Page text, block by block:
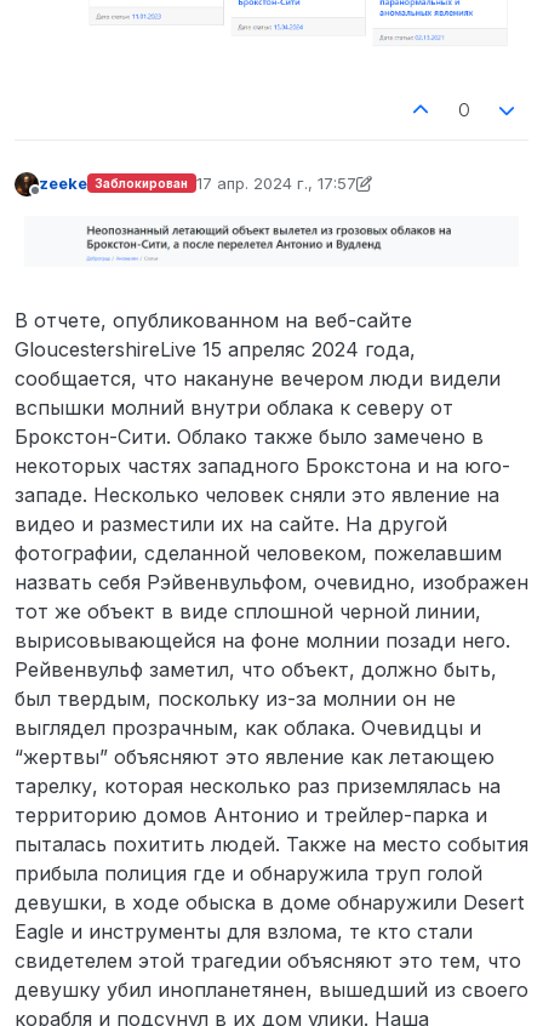
0
zeekе Заблокирован 17 апр. 2024 г., 17:57
отредактировано zeekе
В отчете, опубликованном на веб-сайте
GloucestershireLive 15 апреляс 2024 года,
сообщается, что накануне вечером люди видели
вспышки молний внутри облака к северу от
Брокстон-Сити. Облако также было замечено в
некоторых частях западного Брокстона и на юго-
западе. Несколько человек сняли это явление на
видео и разместили их на сайте. На другой
фотографии, сделанной человеком, пожелавшим
назвать себя Рэйвенвульфом, очевидно, изображен
тот же объект в виде сплошной черной линии,
вырисовывающейся на фоне молнии позади него.
Рейвенвульф заметил, что объект, должно быть,
был твердым, поскольку из-за молнии он не
выглядел прозрачным, как облака. Очевидцы и
“жертвы” объясняют это явление как летающею
тарелку, которая несколько раз приземлялась на
территорию домов Антонио и трейлер-парка и
пыталась похитить людей. Также на место события
прибыла полиция где и обнаружила труп голой
девушки, в ходе обыска в доме обнаружили Desert
Eagle и инструменты для взлома, те кто стали
свидетелем этой трагедии объясняют это тем, что
девушку убил инопланетянен, вышедший из своего
корабля и подсунул в их дом улики. Наша